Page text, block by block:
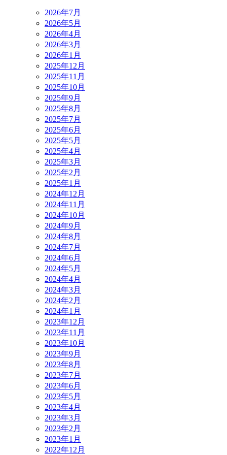
2026年7月
2026年5月
2026年4月
2026年3月
2026年1月
2025年12月
2025年11月
2025年10月
2025年9月
2025年8月
2025年7月
2025年6月
2025年5月
2025年4月
2025年3月
2025年2月
2025年1月
2024年12月
2024年11月
2024年10月
2024年9月
2024年8月
2024年7月
2024年6月
2024年5月
2024年4月
2024年3月
2024年2月
2024年1月
2023年12月
2023年11月
2023年10月
2023年9月
2023年8月
2023年7月
2023年6月
2023年5月
2023年4月
2023年3月
2023年2月
2023年1月
2022年12月